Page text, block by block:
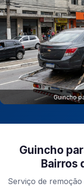
Guincho
Guincho
Bairros
Serviço de